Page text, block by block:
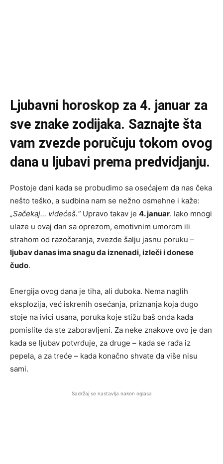
Ljubavni horoskop za 4. januar za
sve znake zodijaka. Saznajte šta
vam zvezde poručuju tokom ovog
dana u ljubavi prema predvidjanju.
Postoje dani kada se probudimo sa osećajem da nas čeka
nešto teško, a sudbina nam se nežno osmehne i kaže:
„Sačekaj… videćeš.“Upravo takav je 4. januar. Iako mnogi
ulaze u ovaj dan sa oprezom, emotivnim umorom ili
strahom od razočaranja, zvezde šalju jasnu poruku –
ljubav danas ima snagu da iznenadi, izleči i donese
čudo.
Energija ovog dana je tiha, ali duboka. Nema naglih
eksplozija, već iskrenih osećanja, priznanja koja dugo
stoje na ivici usana, poruka koje stižu baš onda kada
pomislite da ste zaboravljeni. Za neke znakove ovo je dan
kada se ljubav potvrđuje, za druge – kada se rađa iz
pepela, a za treće – kada konačno shvate da više nisu
sami.
Sadržaj se nastavlja nakon oglasa